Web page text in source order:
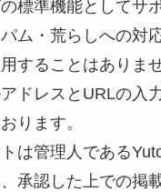
標準機能としてサ
ム・荒らしへの対
することはありませ
ドレスとURLの入
ります。
は管理人である
承認した上での掲